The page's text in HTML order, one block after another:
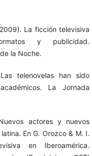
La ficción televisiva
y publicidad.
la Noche.
telenovelas han sido
La Jornada
actores y nuevos
En G. Orozco & M. I.
en Iberoamérica.